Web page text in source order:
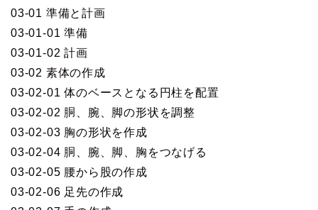
03-01 準備と計画
03-01-01 準備
03-01-02 計画
03-02 素体の作成
03-02-01 体のベースとなる円柱を配置
03-02-02 胴、腕、脚の形状を調整
03-02-03 胸の形状を作成
03-02-04 胴、腕、脚、胸をつなげる
03-02-05 腰から股の作成
03-02-06 足先の作成